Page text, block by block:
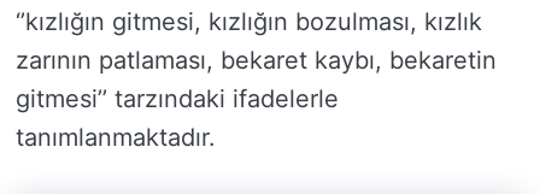
‘’kızlığın gitmesi, kızlığın bozulması, kızlık
zarının patlaması, bekaret kaybı, bekaretin
gitmesi’’ tarzındaki ifadelerle
tanımlanmaktadır.